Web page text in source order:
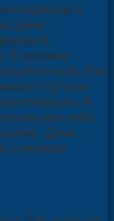
в
день
В русских
Ему
Скупым,
А
вел себя
День
считался